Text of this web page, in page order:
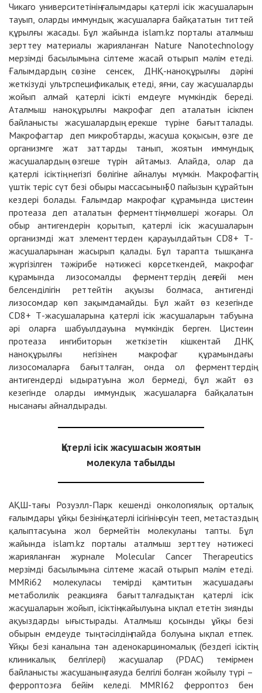
Чикаго университетінің ғалымдары қатерлі ісік жасушаларын
тауып, оларды иммундық жасушаларға байқататын титтей
құрылғы жасады. Бұл жайында islam.kz порталы аталмыш
зерттеу материалы жарияланған Nature Nanotechnology
мерзімді басылымына сілтеме жасай отырып мәлім етеді.
Ғалымдардың сөзіне сенсек, ДНҚ-наноқұрылғы дәріні
жеткізуді ультрспецификалық етеді, яғни, сау жасушаларды
жойып алмай қатерлі ісікті емдеуге мүмкіндік береді.
Аталмыш наноқұрылғы макрофаг деп аталатын ісікпен
байланысты жасушалардың ерекше түріне бағытталады.
Макрофагтар деп микробтарды, жасуша қоқысын, өзге де
организмге жат заттарды танып, жоятын иммундық
жасушалардың өзгеше түрін айтамыз. Алайда, олар да
қатерлі ісіктің негізгі бөлігіне айналуы мүмкін. Макрофагтің
үштік теріс сүт безі обыры массасының 50 пайызын құрайтын
кездері болады. Ғалымдар макрофаг құрамында цистеин
протеаза деп аталатын ферменттің мөлшері жоғары. Ол
обыр антигендерін қорытып, қатерлі ісік жасушаларын
организмді жат элементтерден қарауылдайтын CD8+ Т-
жасушаларынан жасырып қалады. Бұл тарапта тышқанға
жүргізілген тәжірибе нәтижесі көрсеткендей, макрофаг
құрамында лизосомалды ферменттердің деңгейі мен
белсенділігін реттейтін ақуызы болмаса, антигенді
лизосомдар көп зақымдамайды. Бұл жайт өз кезегінде
CD8+ Т-жасушаларына қатерлі ісік жасушаларын табуына
әрі оларға шабуылдауына мүмкіндік берген. Цистеин
протеаза ингибиторын жеткізетін кішкентай ДНҚ
наноқұрылғы негізінен макрофаг құрамындағы
лизосомаларға бағытталған, онда ол ферменттердің
антигендерді ыдыратуына жол бермеді, бұл жайт өз
кезегінде оларды иммундық жасушаларға байқалатын
нысанағы айналдырады.
Қатерлі ісік жасушасын жоятын
молекула табылды
АҚШ-тағы Розуэлл-Парк кешенді онкологиялық орталық
ғалымдары ұйқы безінің қатерлі ісігінің өсуін тееп, метастаздың
қалыптасуына жол бермейтін молекуланы тапты. Бұл
жайында islam.kz порталы аталмыш зерттеу нәтижесі
жарияланған журнале Molecular Cancer Therapeutics
мерзімді басылымына сілтеме жасай отырып мәлім етеді.
MMRi62 молекуласы темірді қамтитын жасушадағы
метаболилік реакцияға бағытталғадықтан қатерлі ісік
жасушаларын жойып, ісіктің жайылуына ықпал ететін зиянды
ақуыздарды ығыстырады. Аталмыш қосынды ұйқы безі
обырын емдеуде тың тәсілдің пайда болуына ықпал етпек.
Ұйқы безі каналына тән аденокарциномалық (бездегі ісіктің
клиникалық белгілері) жасушалар (PDAC) темірмен
байланысты жасушаның таяуда белгілі болған жойылу түрі –
ферроптозға бейім келеді. MMRI62 ферроптоз бен